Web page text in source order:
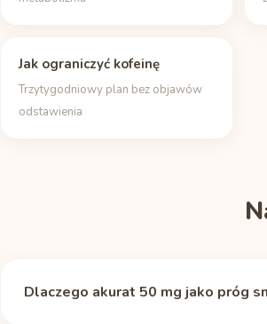
Jak ograniczyć kofeinę
Trzytygodniowy plan bez objawów
odstawienia
Dlaczego akurat 50 mg jako próg